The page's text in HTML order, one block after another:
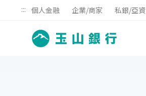
::: 個人金融 企業/商家 私銀/亞資